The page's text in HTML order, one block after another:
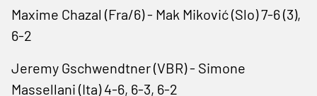
Maxime Chazal (Fra/6) - Mak Miković (Slo) 7-6 (3),
6-2
Jeremy Gschwendtner (VBR) - Simone
Massellani (Ita) 4-6, 6-3, 6-2